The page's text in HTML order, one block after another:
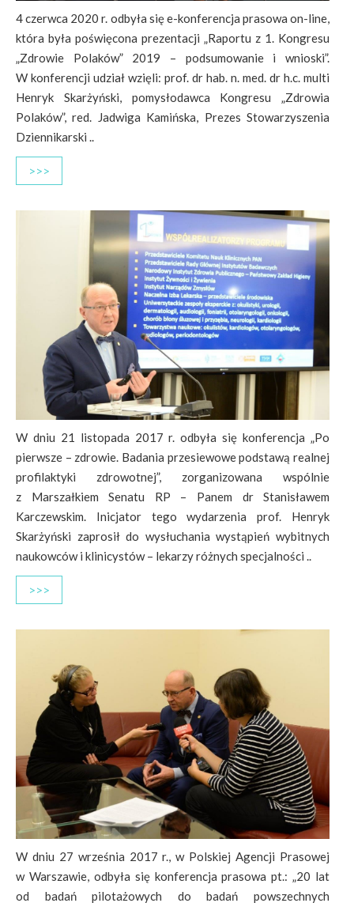
4 czerwca 2020 r. odbyła się e-konferencja prasowa on-line,
która była poświęcona prezentacji „Raportu z 1. Kongresu
„Zdrowie Polaków” 2019 – podsumowanie i wnioski”.
W konferencji udział wzięli: prof. dr hab. n. med. dr h.c. multi
Henryk Skarżyński, pomysłodawca Kongresu „Zdrowia
Polaków”, red. Jadwiga Kamińska, Prezes Stowarzyszenia
Dziennikarski ..
>>>
W dniu 21 listopada 2017 r. odbyła się konferencja „Po
pierwsze – zdrowie. Badania przesiewowe podstawą realnej
profilaktyki zdrowotnej”, zorganizowana wspólnie
z Marszałkiem Senatu RP – Panem dr Stanisławem
Karczewskim. Inicjator tego wydarzenia prof. Henryk
Skarżyński zaprosił do wysłuchania wystąpień wybitnych
naukowców i klinicystów – lekarzy różnych specjalności ..
>>>
W dniu 27 września 2017 r., w Polskiej Agencji Prasowej
w Warszawie, odbyła się konferencja prasowa pt.: „20 lat
od badań pilotażowych do badań powszechnych